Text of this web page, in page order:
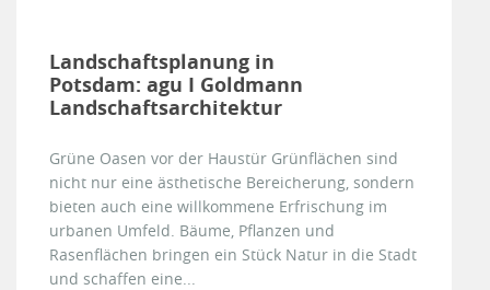
Landschaftsplanung in
Potsdam: agu I Goldmann
Landschaftsarchitektur
Grüne Oasen vor der Haustür Grünflächen sind
nicht nur eine ästhetische Bereicherung, sondern
bieten auch eine willkommene Erfrischung im
urbanen Umfeld. Bäume, Pflanzen und
Rasenflächen bringen ein Stück Natur in die Stadt
und schaffen eine...